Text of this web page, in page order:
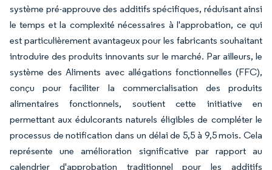
système pré-approuve des additifs spécifiques, réduisant ainsi
le temps et la complexité nécessaires à l'approbation, ce qui
est particulièrement avantageux pour les fabricants souhaitant
introduire des produits innovants sur le marché. Par ailleurs, le
système des Aliments avec allégations fonctionnelles (FFC),
conçu pour faciliter la commercialisation des produits
alimentaires fonctionnels, soutient cette initiative en
permettant aux édulcorants naturels éligibles de compléter le
processus de notification dans un délai de 5,5 à 9,5 mois. Cela
représente une amélioration significative par rapport au
calendrier d'approbation traditionnel pour les additifs